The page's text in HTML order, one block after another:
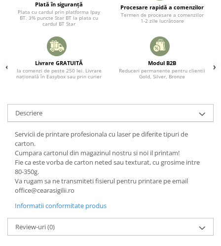
Plată în siguranță
Plata cu cardul prin platforma Ipay
BT. 3% puncte Star BT la plata cu
cardul BT Star
Procesare rapidă a comenzilor
Termen de procesare a comenzilor
1-2 zile lucrătoare
Livrare GRATUITĂ
la comenzi de peste 250 lei. Livrare
națională în Easybox sau prin curier
Modul B2B
Reduceri permanente pentru clientii
Gold, Silver, Bronze
Descriere
Servicii de printare profesionala cu laser pe diferite tipuri de
carton.
Cumpara cartonul din magazinul nostru si noi il printam!
Fie ca este vorba de carton neted sau texturat, cu grosime intre
80-350g.
Va rugam sa ne transmiteti fisierul pentru printare pe email
office@cearasigilii.ro
Informatii conformitate produs
Review-uri(0)